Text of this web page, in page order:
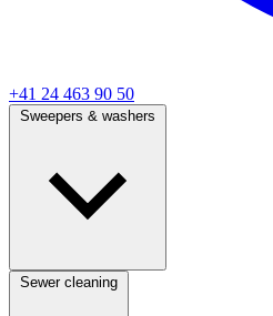
+41 24 463 90 50